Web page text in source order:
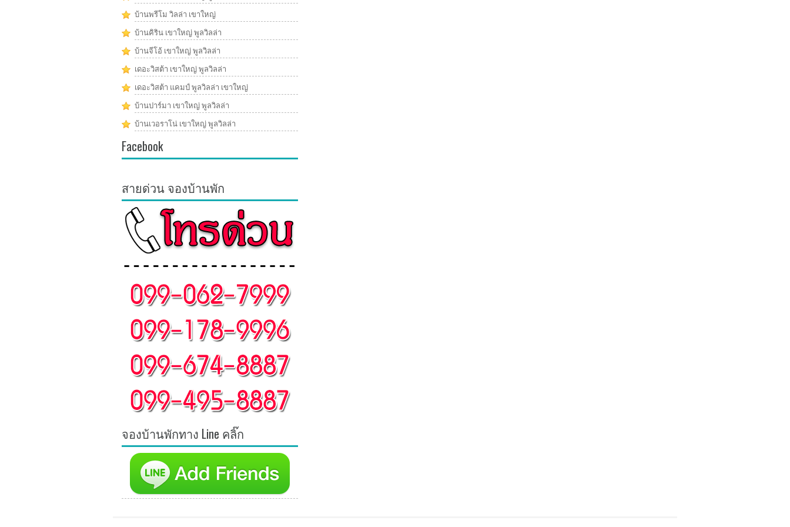
บ้านพรีโม วิลล่า เขาใหญ่
บ้านคิริน เขาใหญ่ พูลวิลล่า
บ้านจีโอ้ เขาใหญ่ พูลวิลล่า
เดอะวิสต้า เขาใหญ่ พูลวิลล่า
เดอะวิสต้า แคมป์ พูลวิลล่า เขาใหญ่
บ้านปาร์มา เขาใหญ่ พูลวิลล่า
บ้านเวอราโน่ เขาใหญ่ พูลวิลล่า
Facebook
สายด่วน จองบ้านพัก
จองบ้านพักทาง Line คลิ๊ก